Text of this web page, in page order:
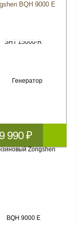
BQH 9000 E
990 ₽